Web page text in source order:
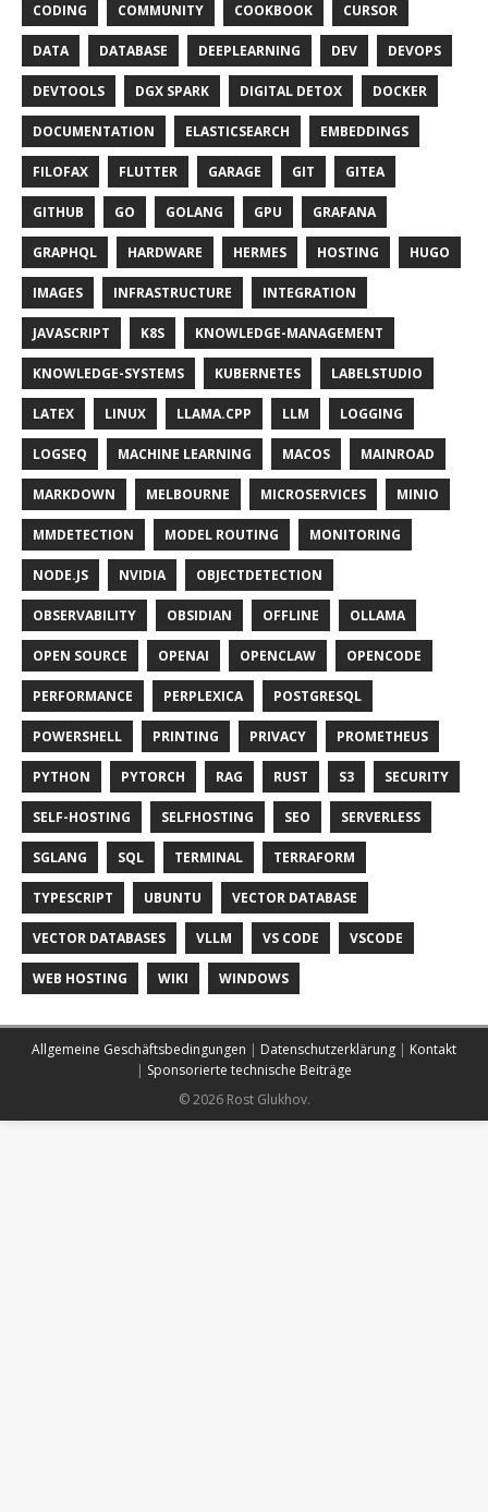
CODING COMMUNITY COOKBOOK CURSOR
DATA DATABASE DEEPLEARNING DEV DEVOPS
DEVTOOLS DGX SPARK DIGITAL DETOX DOCKER
DOCUMENTATION ELASTICSEARCH EMBEDDINGS
FILOFAX FLUTTER GARAGE GIT GITEA
GITHUB GO GOLANG GPU GRAFANA
GRAPHQL HARDWARE HERMES HOSTING HUGO
IMAGES INFRASTRUCTURE INTEGRATION
JAVASCRIPT K8S KNOWLEDGE-MANAGEMENT
KNOWLEDGE-SYSTEMS KUBERNETES LABELSTUDIO
LATEX LINUX LLAMA.CPP LLM LOGGING
LOGSEQ MACHINE LEARNING MACOS MAINROAD
MARKDOWN MELBOURNE MICROSERVICES MINIO
MMDETECTION MODEL ROUTING MONITORING
NODE.JS NVIDIA OBJECTDETECTION
OBSERVABILITY OBSIDIAN OFFLINE OLLAMA
OPEN SOURCE OPENAI OPENCLAW OPENCODE
PERFORMANCE PERPLEXICA POSTGRESQL
POWERSHELL PRINTING PRIVACY PROMETHEUS
PYTHON PYTORCH RAG RUST S3 SECURITY
SELF-HOSTING SELFHOSTING SEO SERVERLESS
SGLANG SQL TERMINAL TERRAFORM
TYPESCRIPT UBUNTU VECTOR DATABASE
VECTOR DATABASES VLLM VS CODE VSCODE
WEB HOSTING WIKI WINDOWS
Allgemeine Geschäftsbedingungen | Datenschutzerklärung | Kontakt
| Sponsorierte technische Beiträge
© 2026 Rost Glukhov.